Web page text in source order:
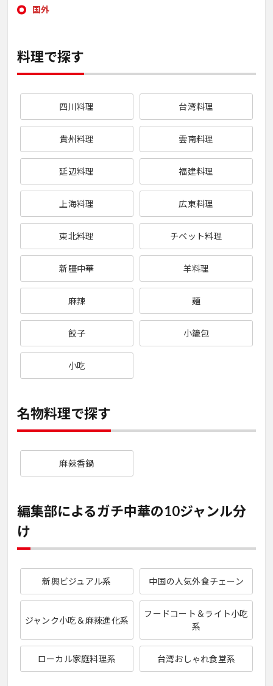
国外
料理で探す
四川料理 台湾料理
貴州料理 雲南料理
延辺料理 福建料理
上海料理 広東料理
東北料理 チベット料理
新疆中華 羊料理
麻辣 麺
餃子 小籠包
小吃
名物料理で探す
麻辣香鍋
編集部によるガチ中華の10ジャンル分
け
新興ビジュアル系 中国の人気外食チェーン
ジャンク小吃＆麻辣進化系
フードコート＆ライト小吃
系
ローカル家庭料理系 台湾おしゃれ食堂系